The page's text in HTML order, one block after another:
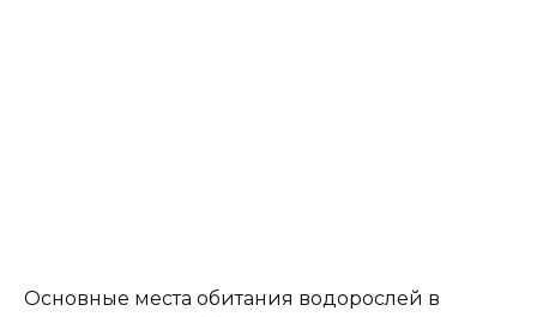
Основные места обитания водорослей в